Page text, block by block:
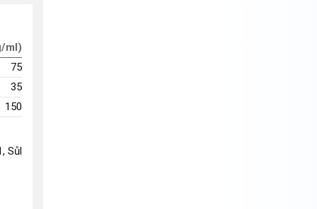
ml)
75
35
150
Sůl